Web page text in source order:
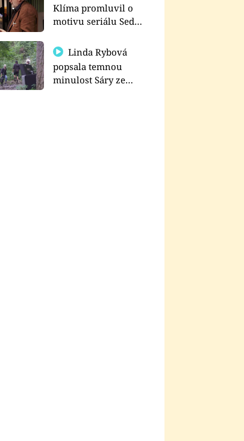
Klíma promluvil o
motivu seriálu Sedm
Linda Rybová
popsala temnou
minulost Sáry ze